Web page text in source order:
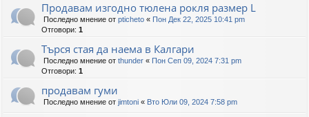
Продавам изгодно тюлена рокля размер L
Последно мнение от pticheto « Пон Дек 22, 2025 10:41 pm
Отговори: 1
Търся стая да наема в Калгари
Последно мнение от thunder « Пон Сеп 09, 2024 7:31 pm
Отговори: 1
продавам гуми
Последно мнение от jimtoni « Вто Юли 09, 2024 7:58 pm